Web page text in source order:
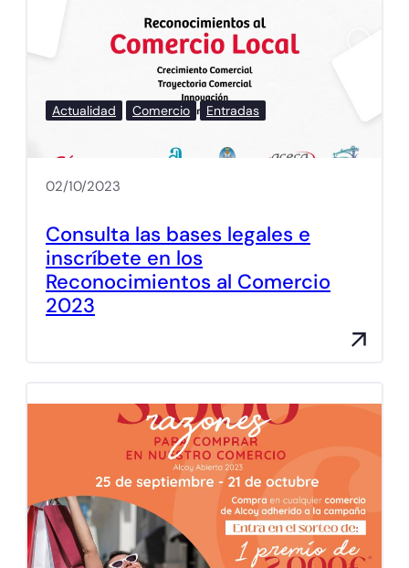
Actualidad Comercio Entradas
02/10/2023
Consulta las bases legales e
inscríbete en los
Reconocimientos al Comercio
2023